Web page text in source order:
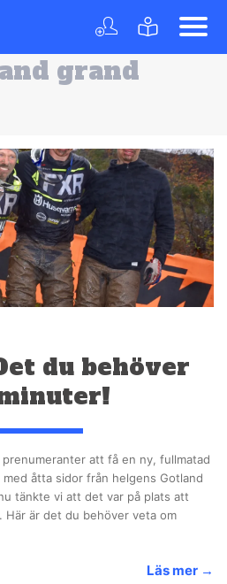
grand
du behöver
att få en ny, fullmatad
med åtta sidor från helgens Gotland
tänkte vi att det var på plats att
Här är det du behöver veta om
Läs mer →